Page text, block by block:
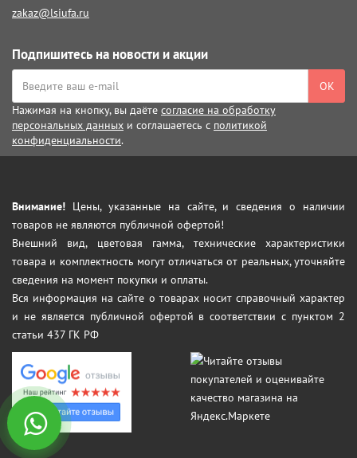
zakaz@lsiufa.ru
Подпишитесь на новости и акции
ОК
Нажимая на кнопку, вы даёте согласие на обработку
персональных данных и соглашаетесь с политикой
конфиденциальности.
Внимание! Цены, указанные на сайте, и сведения о наличии
товаров не являются публичной офертой!
Внешний вид, цветовая гамма, технические характеристики
товара и комплектность могут отличаться от реальных, уточняйте
сведения на момент покупки и оплаты.
Вся информация на сайте о товарах носит справочный характер
и не является публичной офертой в соответствии с пунктом 2
статьи 437 ГК РФ